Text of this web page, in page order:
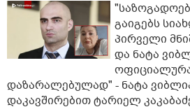
გაიგებს
პირველი
და ნატა
დაზარალებულად" - ნატა
დაკავშირებით ტარიელ